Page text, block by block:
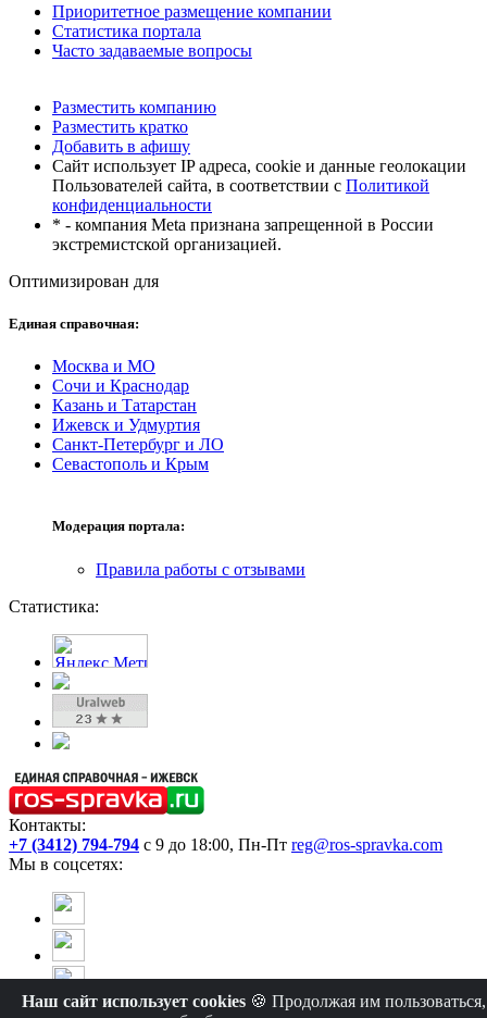
Приоритетное размещение компании
Статистика портала
Часто задаваемые вопросы
Разместить компанию
Разместить кратко
Добавить в афишу
Сайт использует IP адреса, cookie и данные геолокации
Пользователей сайта, в соответствии с Политикой
конфиденциальности
* - компания Meta признана запрещенной в России
экстремистской организацией.
Оптимизирован для
Единая справочная:
Москва и МО
Сочи и Краснодар
Казань и Татарстан
Ижевск и Удмуртия
Санкт-Петербург и ЛО
Севастополь и Крым
Модерация портала:
Правила работы с отзывами
Статистика:
Контакты:
+7 (3412) 794-794 с 9 до 18:00, Пн-Пт reg@ros-spravka.com
Мы в соцсетях:
Наш сайт использует cookies 🍪 Продолжая им пользоваться,